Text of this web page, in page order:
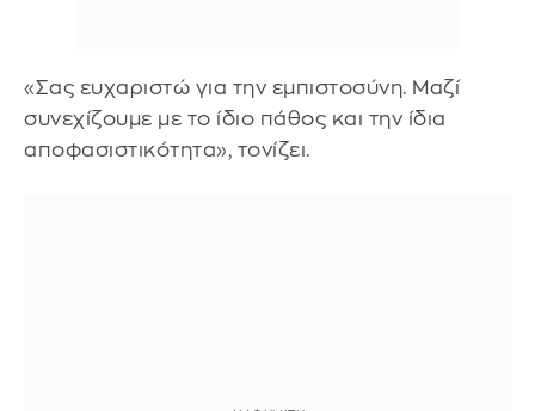
«Σας ευχαριστώ για την εμπιστοσύνη. Μαζί
συνεχίζουμε με το ίδιο πάθος και την ίδια
αποφασιστικότητα», τονίζει.